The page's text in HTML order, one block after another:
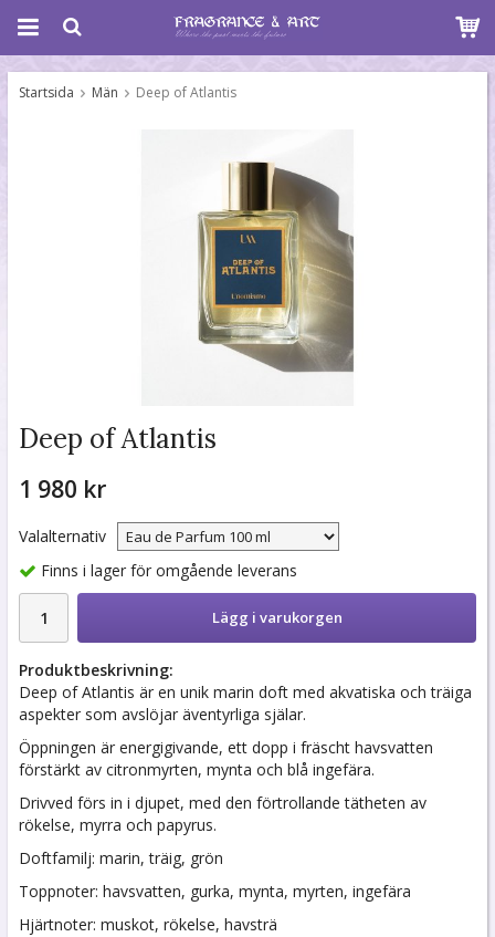
Startsida Män Deep of Atlantis
Deep of Atlantis
1 980 kr
Valalternativ
Finns i lager för omgående leverans
Lägg i varukorgen
Produktbeskrivning:
Deep of Atlantis är en unik marin doft med akvatiska och träiga
aspekter som avslöjar äventyrliga själar.
Öppningen är energigivande, ett dopp i fräscht havsvatten
förstärkt av citronmyrten, mynta och blå ingefära.
Drivved förs in i djupet, med den förtrollande tätheten av
rökelse, myrra och papyrus.
Doftfamilj: marin, träig, grön
Toppnoter: havsvatten, gurka, mynta, myrten, ingefära
Hjärtnoter: muskot, rökelse, havsträ